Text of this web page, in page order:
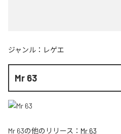
ジャンル： レゲエ
Mr 63
Mr 63の他のリリース： Mr 63